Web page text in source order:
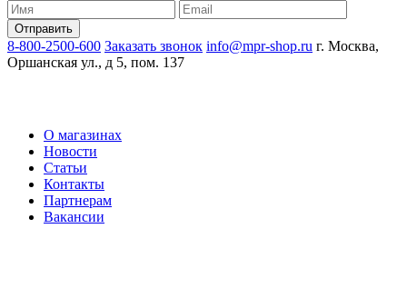
8-800-2500-600 Заказать звонок info@mpr-shop.ru г. Москва,
Оршанская ул., д 5, пом. 137
О магазинах
Новости
Статьи
Контакты
Партнерам
Вакансии